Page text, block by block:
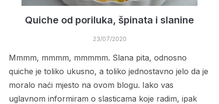
Quiche od poriluka, špinata i slanine
23/07/2020
Mmmm, mmmm, mmmmm. Slana pita, odnosno
quiche je toliko ukusno, a toliko jednostavno jelo da je
moralo naći mjesto na ovom blogu. Iako vas
uglavnom informiram o slasticama koje radim, ipak